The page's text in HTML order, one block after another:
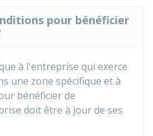
pour bénéficier
à l'entreprise qui exerce
une zone spécifique et à
bénéficier de
doit être à jour de ses